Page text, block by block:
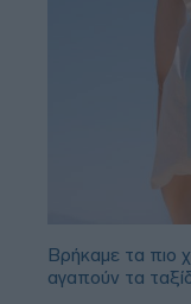
Βρήκαμε τα πιο
αγαπούν τα